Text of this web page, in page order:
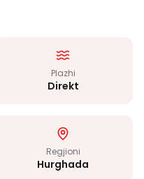
Plazhi
Direkt
Regjioni
Hurghada